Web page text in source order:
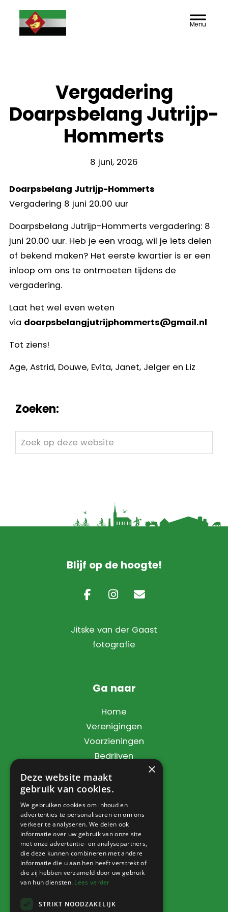
Door
naar
de
Doarpsbelang
Header
Vergadering
Doarpsbelang Jutrijp-
Hommerts
8 juni, 2026
Doarpsbelang Jutrijp-Hommerts
Vergadering 8 juni 20.00 uur
Doarpsbelang Jutrijp-Hommerts vergadering: 8
juni 20.00 uur. Heb je een vraag, wil je iets delen
of bekend maken? Het eerste kwartier is er een
inloop om ons te ontmoeten tijdens de
vergadering.
Laat het wel even weten
via doarpsbelangjutrijphommerts@gmail.nl
Tot ziens!
Age, Astrid, Douwe, Evita, Janet, Jelger en Liz
Zoeken:
Zoek
op
Blijf op de hoogte!
Jitske van der Gaast
fotografie
Ga naar
Home
Verenigingen
Voorzieningen
Bedrijven
Dorpsbelang
Contact
Info
Nieuws
Agenda
Verkoophoek
×
Deze website maakt
gebruik van cookies.
We gebruiken cookies om inhoud en
advertenties te personaliseren en om ons
verkeer te analyseren. We delen ook
informatie over uw gebruik van onze site
met onze advertentie- en analysepartners,
die deze kunnen combineren met andere
informatie die u aan hen heeft verstrekt of
die zij hebben verzameld door uw gebruik
van hun diensten. Lees verder
STRIKT NOODZAKELIJK